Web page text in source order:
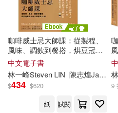
配送方式 (可複選)
可超商取貨(3) 可
可港澳店取(3)
可新加坡店取(3)
咖啡威士忌大師課：從製程、
風味、調飲到餐搭，烘豆冠軍
與執杯大師對談10講 (電子書)
中文電子書
林一峰Steven LIN 陳志煌James
$434 $620
紙
試閱
9